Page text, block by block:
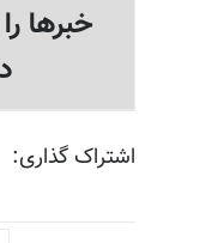
خبرها
اشتراک گذاری: